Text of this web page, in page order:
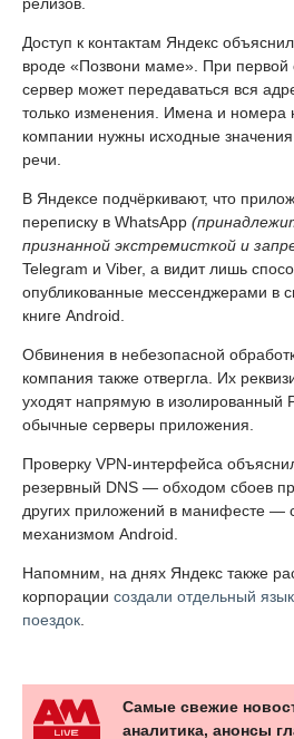
Доступ к контактам Яндекс
вроде «Позвони маме». При первой
сервер может передаваться вся
только изменения. Имена и номера
компании нужны исходные
речи.
В Яндексе подчёркивают, что
переписку в WhatsApp
признанной экстремисткой и
Telegram и Viber, а видит лишь
опубликованные мессенджерами в
книге Android.
Обвинения в небезопасной
компания также отвергла. Их
уходят напрямую в изолированный
обычные серверы приложения.
Проверку VPN-интерфейса
резервный DNS — обходом сбоев
других приложений в манифесте —
механизмом Android.
Напомним, на днях Яндекс также
корпорации создали отдельный
поездок
Самые свежие
аналитика, анонсы